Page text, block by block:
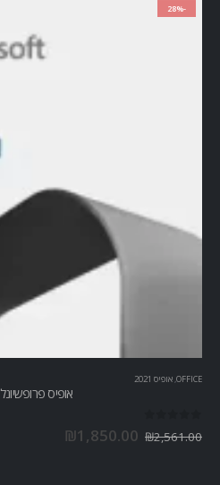
-28%
OFFICE
, אופיס 2021
אופיס פרופשיונל 2021 /Office Professional 2021
₪2,561.00
₪1,850.00